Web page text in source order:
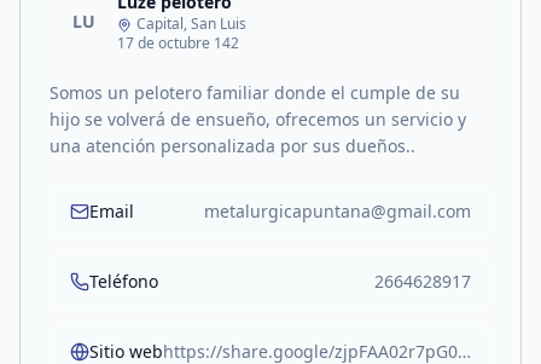
LU
Capital, San Luis
17 de octubre 142
Somos un pelotero familiar donde el cumple de su
hijo se volverá de ensueño, ofrecemos un servicio y
una atención personalizada por sus dueños..
Email metalurgicapuntana@gmail.com
Teléfono 2664628917
Sitio web https://share.google/zjpFAA02r7pG06Yge